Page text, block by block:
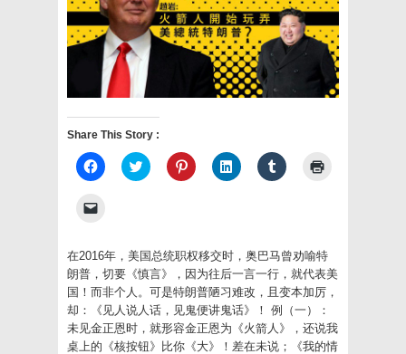
Share This Story :
Click
to
new
window)
Click
to
new
window)
Click
to
new
window)
Click
to
new
window)
Click
to
new
window)
link
to
a
friend
(Opens
in
new
window)
在2016年，美国总统职权移交时，奥巴马曾劝喻特
朗普，切要《慎言》，因为往后一言一行，就代表美
国！而非个人。可是特朗普陋习难改，且变本加厉，
却：《见人说人话，见鬼便讲鬼话》！ 例（一）：
未见金正恩时，就形容金正恩为《火箭人》，还说我
桌上的《核按钮》比你《大》！差在未说；《我的情